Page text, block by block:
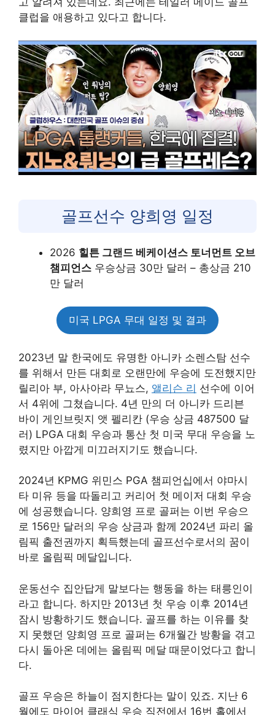
클럽을 애용하고 있다고 합니다.
골프선수 양희영 일정
2026 힐튼 그랜드 베케이션스 토너먼트 오브
챔피언스 우승상금 30만 달러 – 총상금 210
만 달러
미국 LPGA 무대 일정 및 결과
2023년 말 한국에도 유명한 아니카 소렌스탐 선수
를 위해서 만든 대회로 오랜만에 우승에 도전했지만
릴리아 부, 아사아라 무뇨스, 앨리슨 리 선수에 이어
서 4위에 그쳤습니다. 4년 만의 더 아니카 드리븐
바이 게인브릿지 앳 펠리칸 (우승 상금 487500 달
러) LPGA 대회 우승과 통산 첫 미국 무대 우승을 노
렸지만 아깝게 미끄러지기도 했습니다.
2024년 KPMG 위민스 PGA 챔피언십에서 야마시
타 미유 등을 따돌리고 커리어 첫 메이저 대회 우승
에 성공했습니다. 양희영 프로 골퍼는 이번 우승으
로 156만 달러의 우승 상금과 함께 2024년 파리 올
림픽 출전권까지 획득했는데 골프선수로서의 꿈이
바로 올림픽 메달입니다.
운동선수 집안답게 말보다는 행동을 하는 태릉인이
라고 합니다. 하지만 2013년 첫 우승 이후 2014년
잠시 방황하기도 했습니다. 골프를 하는 이유를 찾
지 못했던 양희영 프로 골퍼는 6개월간 방황을 겪고
다시 돌아온 데에는 올림픽 메달 때문이었다고 합니
다.
골프 우승은 하늘이 점지한다는 말이 있죠. 지난 6
월에도 마이어 클래식 우승 직전에서 16번 홀에서